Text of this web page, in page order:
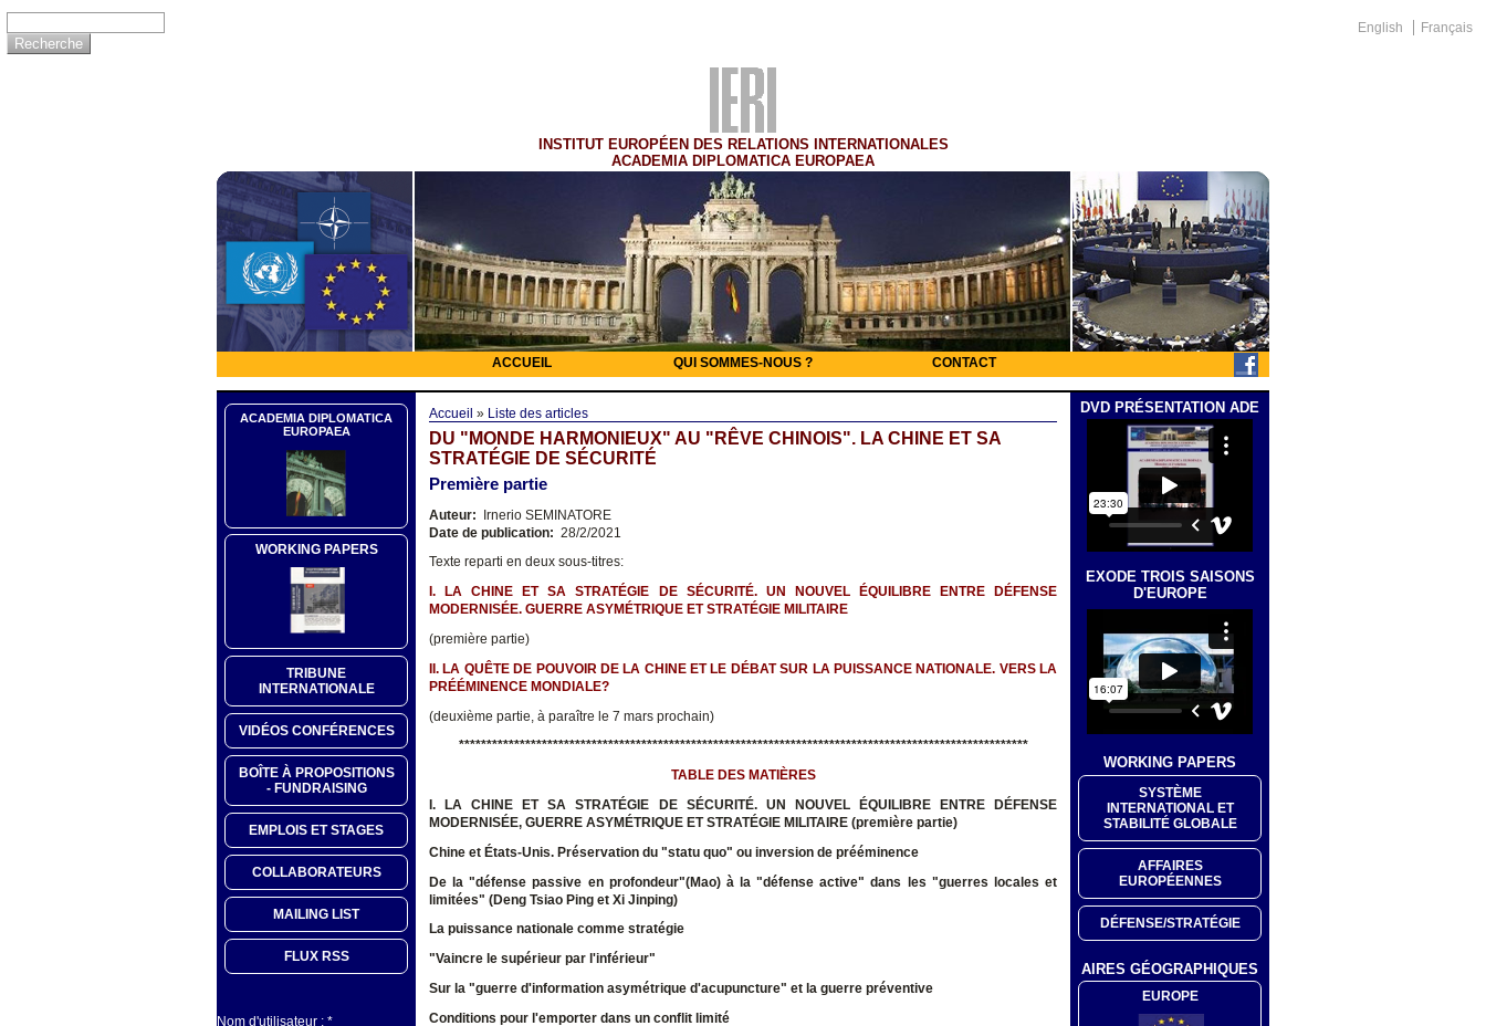
English Français
INSTITUT EUROPÉEN DES RELATIONS INTERNATIONALES
ACADEMIA DIPLOMATICA EUROPAEA
ACCUEIL QUI SOMMES-NOUS ? CONTACT
ACADEMIA DIPLOMATICA
EUROPAEA
WORKING PAPERS
TRIBUNE
INTERNATIONALE
VIDÉOS CONFÉRENCES
BOÎTE À PROPOSITIONS
- FUNDRAISING
EMPLOIS ET STAGES
COLLABORATEURS
MAILING LIST
FLUX RSS
Nom d'utilisateur : *
Accueil » Liste des articles
DU "MONDE HARMONIEUX" AU "RÊVE CHINOIS". LA CHINE ET SA
STRATÉGIE DE SÉCURITÉ
Première partie
Auteur: Irnerio SEMINATORE
Date de publication: 28/2/2021
Texte reparti en deux sous-titres:
I. LA CHINE ET SA STRATÉGIE DE SÉCURITÉ. UN NOUVEL ÉQUILIBRE ENTRE DÉFENSE
MODERNISÉE. GUERRE ASYMÉTRIQUE ET STRATÉGIE MILITAIRE
(première partie)
II. LA QUÊTE DE POUVOIR DE LA CHINE ET LE DÉBAT SUR LA PUISSANCE NATIONALE. VERS LA
PRÉÉMINENCE MONDIALE?
(deuxième partie, à paraître le 7 mars prochain)
*******************************************************************************************************
TABLE DES MATIÈRES
I. LA CHINE ET SA STRATÉGIE DE SÉCURITÉ. UN NOUVEL ÉQUILIBRE ENTRE DÉFENSE
MODERNISÉE, GUERRE ASYMÉTRIQUE ET STRATÉGIE MILITAIRE (première partie)
Chine et États-Unis. Préservation du "statu quo" ou inversion de prééminence
De la "défense passive en profondeur"(Mao) à la "défense active" dans les "guerres locales et
limitées" (Deng Tsiao Ping et Xi Jinping)
La puissance nationale comme stratégie
"Vaincre le supérieur par l'inférieur"
Sur la "guerre d'information asymétrique d'acupuncture" et la guerre préventive
Conditions pour l'emporter dans un conflit limité
DVD PRÉSENTATION ADE
EXODE TROIS SAISONS
D'EUROPE
WORKING PAPERS
SYSTÈME
INTERNATIONAL ET
STABILITÉ GLOBALE
AFFAIRES
EUROPÉENNES
DÉFENSE/STRATÉGIE
AIRES GÉOGRAPHIQUES
EUROPE